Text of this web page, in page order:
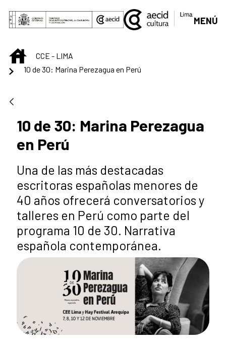
Saltar al contenido principal
MENÚ
INICIOCCE - LIMA
10 de 30: Marina Perezagua en Perú
10 de 30: Marina Perezagua
en Perú
Una de las más destacadas
escritoras españolas menores de
40 años ofrecerá conversatorios y
talleres en Perú como parte del
programa 10 de 30. Narrativa
española contemporánea.